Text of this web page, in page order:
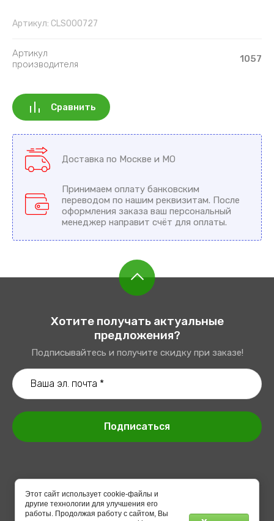
Артикул: CLS000727
Артикул
производителя
1057
Сравнить
Доставка по Москве и МО
Принимаем оплату банковским
переводом по нашим реквизитам. После
оформления заказа ваш персональный
менеджер направит счёт для оплаты.
Хотите получать актуальные
предложения?
Подписывайтесь и получите скидку при заказе!
Подписаться
© 2024 “ГРАНАДА”
Этот сайт использует cookie-файлы и
другие технологии для улучшения его
работы. Продолжая работу с сайтом, Вы